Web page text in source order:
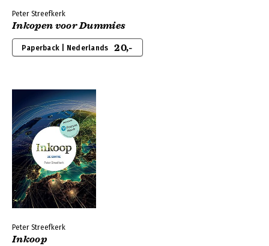
Peter Streefkerk
Inkopen voor Dummies
Paperback | Nederlands 20,-
Peter Streefkerk
Inkoop